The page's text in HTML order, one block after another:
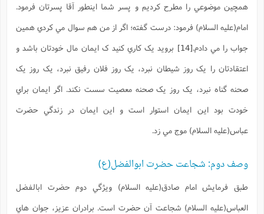
همچين موضوعي را مطرح کرديم و پسر شما اينطور آقا پسرتان فرمود.
امام(علیه السلام) فرمود: درست گفته؛ اگر از من هم سوال مي کردي همين
جواب را مي دادم.[14]
برويد يک کاري کنيد ک ايمان مال خودتان باشد و
اعتقادتان را يک روز شيطان نبرد، يک روز فلان رفيق نبرد، يک روز يک
صحنه گناه نبرد، يک روز يک صحنه معصيت سست نکند. اگر ايمان براي
خودت بود اين ايمان استوار است و اين ايمان در زندگي حضرت
عباس(علیه السلام) موج مي زد.
وصف دوم: شجاعت حضرت ابوالفضل(ع)
طبق فرمايش امام صادق(علیه السلام) ويژگي دوم حضرت ابالفضل
العباس(علیه السلام) شجاعت آن حضرت است. برادران عزيز، جوان هاي